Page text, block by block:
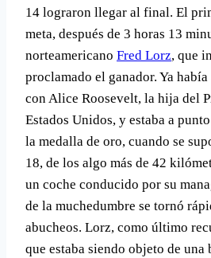
14 lograron llegar al final. El
meta, después de 3 horas 13
norteamericano Fred Lorz, que
proclamado el ganador. Ya
con Alice Roosevelt, la hija del
Estados Unidos, y estaba a
la medalla de oro, cuando se
18, de los algo más de 42
un coche conducido por su
de la muchedumbre se tornó
abucheos. Lorz, como último
que estaba siendo objeto de una